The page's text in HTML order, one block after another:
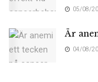
05/08/
Är
04/08/